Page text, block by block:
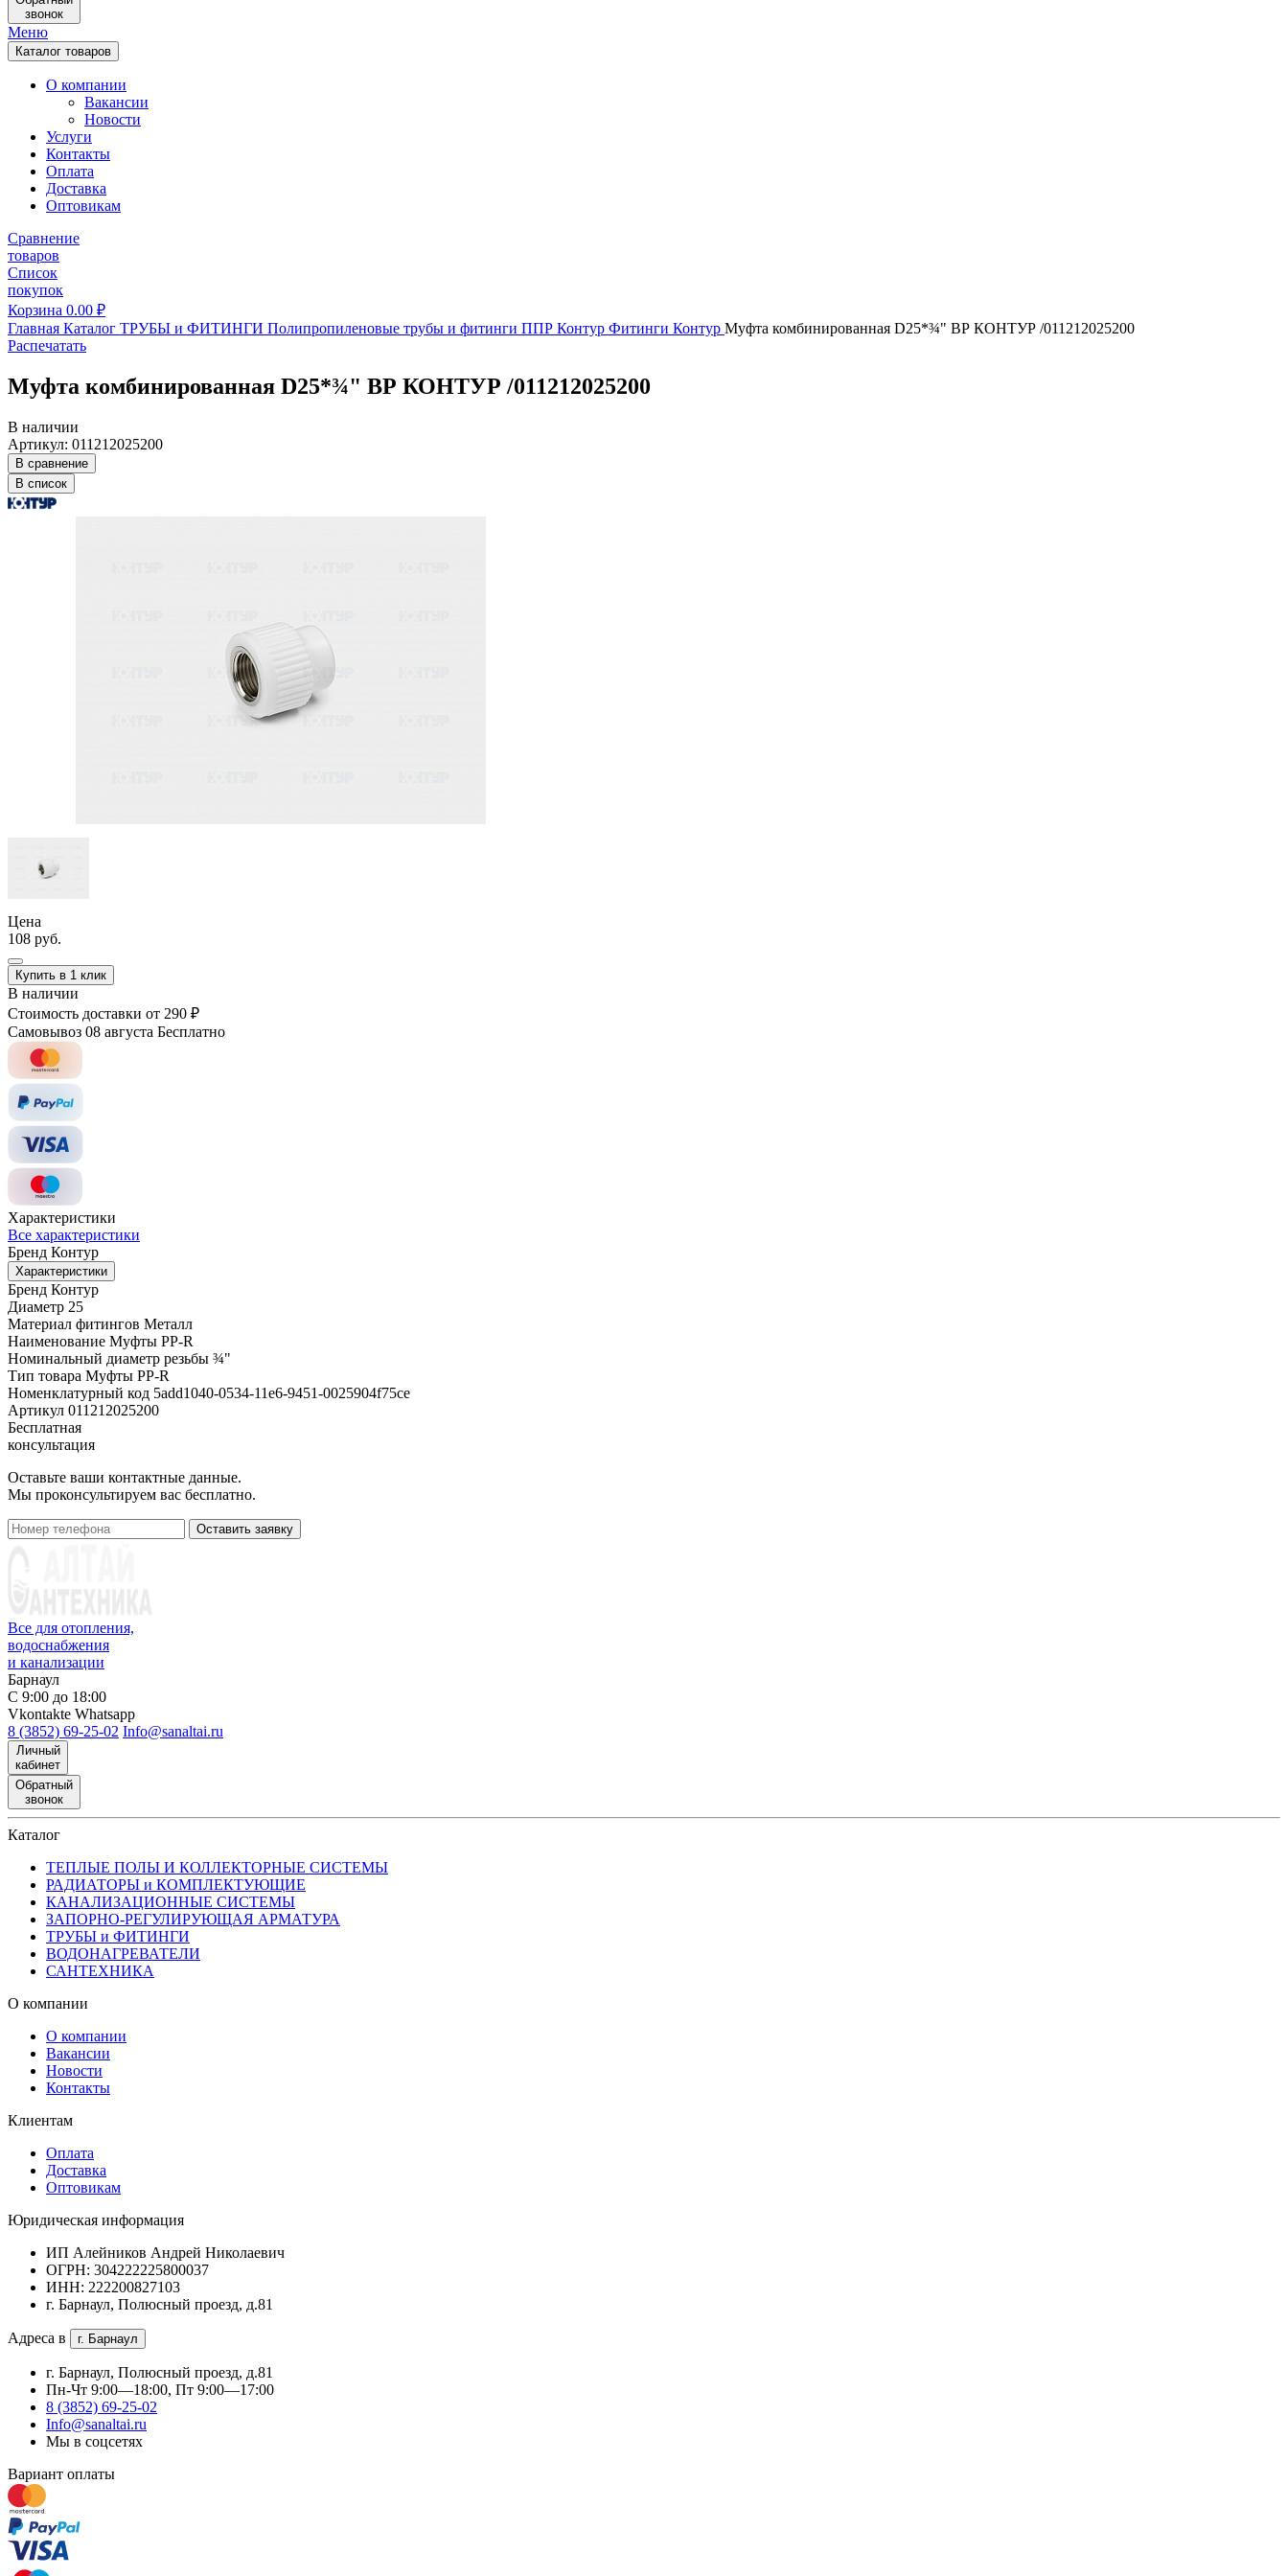
звонок
Меню
Каталог товаров
О компании
Вакансии
Новости
Услуги
Контакты
Оплата
Доставка
Оптовикам
Сравнение
товаров
Список
покупок
Корзина 0.00 ₽
Главная Каталог ТРУБЫ и ФИТИНГИ Полипропиленовые трубы и фитинги ППР Контур Фитинги Контур Муфта комбинированная D25*¾" ВР КОНТУР /011212025200
Распечатать
Муфта комбинированная D25*¾" ВР КОНТУР /011212025200
В наличии
Артикул: 011212025200
В сравнение
В список
Цена
108 руб.
Купить в 1 клик
В наличии
Стоимость доставки от 290 ₽
Самовывоз 08 августа Бесплатно
Характеристики
Все характеристики
Бренд Контур
Характеристики
Бренд Контур
Диаметр 25
Материал фитингов Металл
Наименование Муфты PP-R
Номинальный диаметр резьбы ¾"
Тип товара Муфты PP-R
Номенклатурный код 5add1040-0534-11e6-9451-0025904f75ce
Артикул 011212025200
Бесплатная
консультация
Оставьте ваши контактные данные.
Мы проконсультируем вас бесплатно.
Оставить заявку
Все для отопления,
водоснабжения
и канализации
Барнаул
С 9:00 до 18:00
Vkontakte Whatsapp
8 (3852) 69-25-02 Info@sanaltai.ru
Личный
кабинет
Обратный
звонок
Каталог
ТЕПЛЫЕ ПОЛЫ И КОЛЛЕКТОРНЫЕ СИСТЕМЫ
РАДИАТОРЫ и КОМПЛЕКТУЮЩИЕ
КАНАЛИЗАЦИОННЫЕ СИСТЕМЫ
ЗАПОРНО-РЕГУЛИРУЮЩАЯ АРМАТУРА
ТРУБЫ и ФИТИНГИ
ВОДОНАГРЕВАТЕЛИ
САНТЕХНИКА
О компании
О компании
Вакансии
Новости
Контакты
Клиентам
Оплата
Доставка
Оптовикам
Юридическая информация
ИП Алейников Андрей Николаевич
ОГРН: 304222225800037
ИНН: 222200827103
г. Барнаул, Полюсный проезд, д.81
Адреса в г. Барнаул
г. Барнаул, Полюсный проезд, д.81
Пн-Чт 9:00—18:00, Пт 9:00—17:00
8 (3852) 69-25-02
Info@sanaltai.ru
Мы в соцсетях
Вариант оплаты